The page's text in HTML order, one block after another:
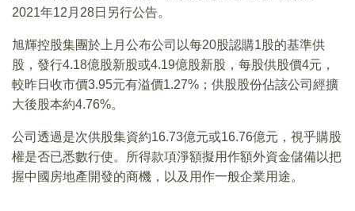
2021年12月28日另行公告。
旭輝控股集團於上月公布公司以每20股認購1股的基準供
股，發行4.18億股新股或4.19億股新股，每股供股價4元，
較昨日收市價3.95元有溢價1.27%；供股股份佔該公司經擴
大後股本約4.76%。
公司透過是次供股集資約16.73億元或16.76億元，視乎購股
權是否已悉數行使。所得款項淨額擬用作額外資金儲備以把
握中國房地產開發的商機，以及用作一般企業用途。